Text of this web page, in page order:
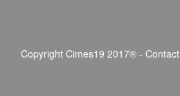
Copyright Cimes19 2017® - Contact